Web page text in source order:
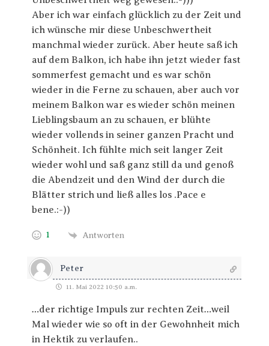
Aber ich war einfach glücklich zu der Zeit und
ich wünsche mir diese Unbeschwertheit
manchmal wieder zurück. Aber heute saß ich
auf dem Balkon, ich habe ihn jetzt wieder fast
sommerfest gemacht und es war schön
wieder in die Ferne zu schauen, aber auch vor
meinem Balkon war es wieder schön meinen
Lieblingsbaum an zu schauen, er blühte
wieder vollends in seiner ganzen Pracht und
Schönheit. Ich fühlte mich seit langer Zeit
wieder wohl und saß ganz still da und genoß
die Abendzeit und den Wind der durch die
Blätter strich und ließ alles los .Pace e
bene.:-))
1 Antworten
Peter
11. Mai 2022 10:50 a.m.
…der richtige Impuls zur rechten Zeit…weil
Mal wieder wie so oft in der Gewohnheit mich
in Hektik zu verlaufen..